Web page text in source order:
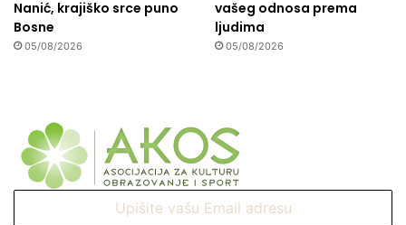
Nanić, krajiško srce puno
Bosne
05/08/2026
vašeg odnosa prema
ljudima
05/08/2026